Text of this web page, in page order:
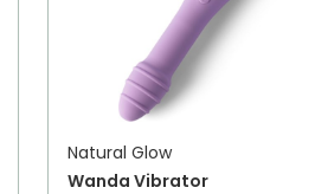
Natural Glow
Wanda Vibrator